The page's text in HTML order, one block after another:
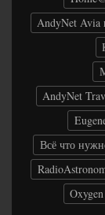
AndyNet Avia
AndyNet
Всё что